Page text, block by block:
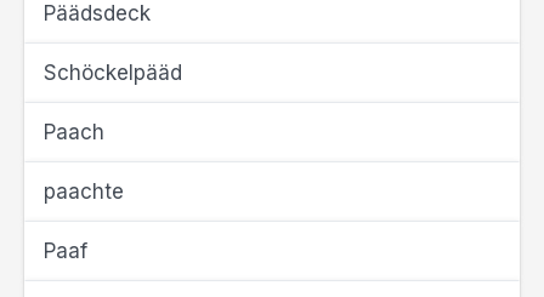
Päädsdeck
Schöckelpääd
Paach
paachte
Paaf